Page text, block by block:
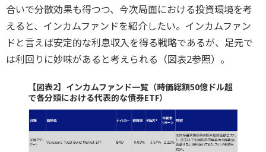
合いで分散効果も得つつ、今次局面における投資環境を考
えると、インカムファンドを紹介したい。インカムファン
ドと言えば安定的な利息収入を得る戦略であるが、足元で
は利回りに妙味があると考えられる（図表2参照）。
【図表2】インカムファンド一覧（時価総額50億ドル超
で各分類における代表的な債券ETF）